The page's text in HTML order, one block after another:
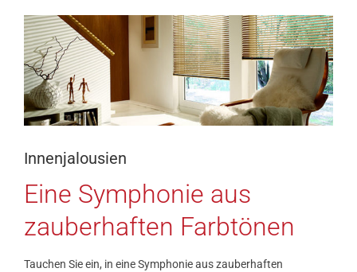
Innenjalousien
Eine Symphonie aus
zauberhaften Farbtönen
Tauchen Sie ein, in eine Symphonie aus zauberhaften